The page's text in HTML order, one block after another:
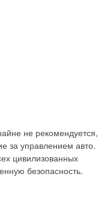
не рекомендуется,
за управлением авто.
цивилизованных
безопасность.